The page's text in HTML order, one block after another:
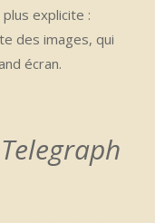
explicite :
des images, qui
écran.
Telegraph